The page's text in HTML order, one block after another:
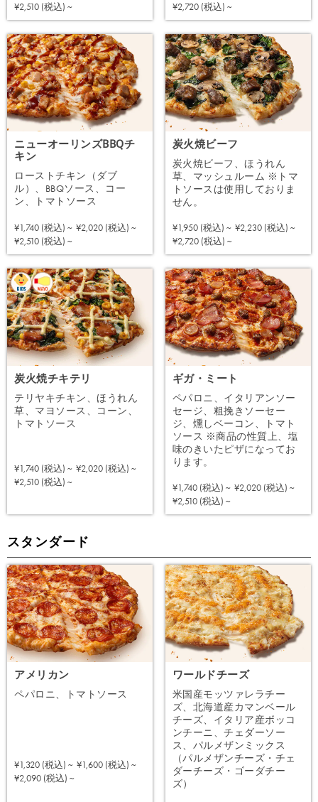
¥2,510 (税込) ~
¥2,720 (税込) ~
ニューオーリンズBBQチ
キン
ローストチキン（ダブ
ル）、BBQソース、コー
ン、トマトソース
¥1,740 (税込) ~ ¥2,020 (税込) ~
¥2,510 (税込) ~
炭火焼ビーフ
炭火焼ビーフ、ほうれん
草、マッシュルーム ※トマ
トソースは使用しておりま
せん。
¥1,950 (税込) ~ ¥2,230 (税込) ~
¥2,720 (税込) ~
炭火焼チキテリ
テリヤキチキン、ほうれん
草、マヨソース、コーン、
トマトソース
¥1,740 (税込) ~ ¥2,020 (税込) ~
¥2,510 (税込) ~
ギガ・ミート
ペパロニ、イタリアンソー
セージ、粗挽きソーセー
ジ、燻しベーコン、トマト
ソース ※商品の性質上、塩
味のきいたピザになってお
ります。
¥1,740 (税込) ~ ¥2,020 (税込) ~
¥2,510 (税込) ~
スタンダード
アメリカン
ペパロニ、トマトソース
¥1,320 (税込) ~ ¥1,600 (税込) ~
¥2,090 (税込) ~
ワールドチーズ
米国産モッツァレラチー
ズ、北海道産カマンベール
チーズ、イタリア産ボッコ
ンチーニ、チェダーソー
ス、パルメザンミックス
（パルメザンチーズ・チェ
ダーチーズ・ゴーダチー
ズ）